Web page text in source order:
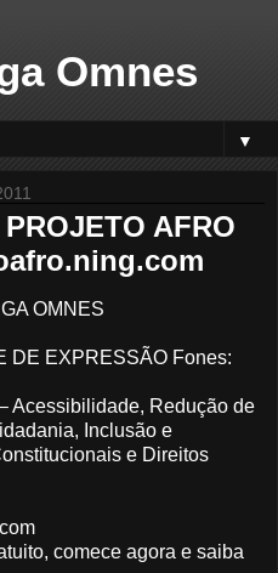
Omnes
▼
AFRO
OMNES
DE EXPRESSÃO Fones:
Acessibilidade, Redução de
Inclusão e
e Direitos
comece agora e saiba